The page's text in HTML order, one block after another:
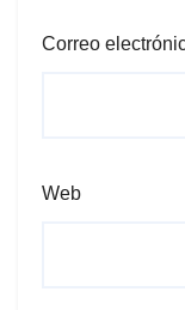
Correo
Web